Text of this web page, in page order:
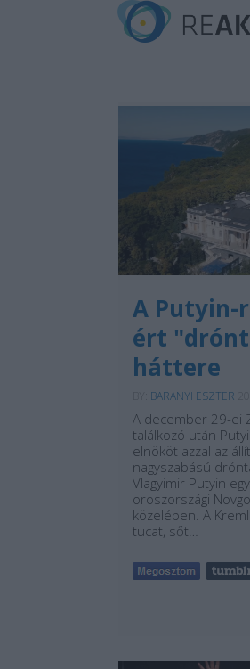
A Putyin-
ért
háttere
BARANYI ESZTER
A december 29-ei
találkozó után
elnököt azzal az
nagyszabású
Vlagyimir Putyin
oroszországi
közelében. A
tucat, sőt…